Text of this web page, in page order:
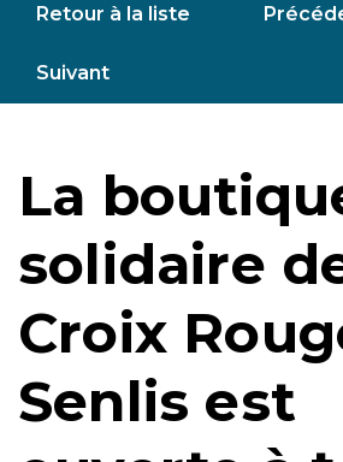
Retour à la liste
Suivant
La
solidaire
Croix
Senlis est